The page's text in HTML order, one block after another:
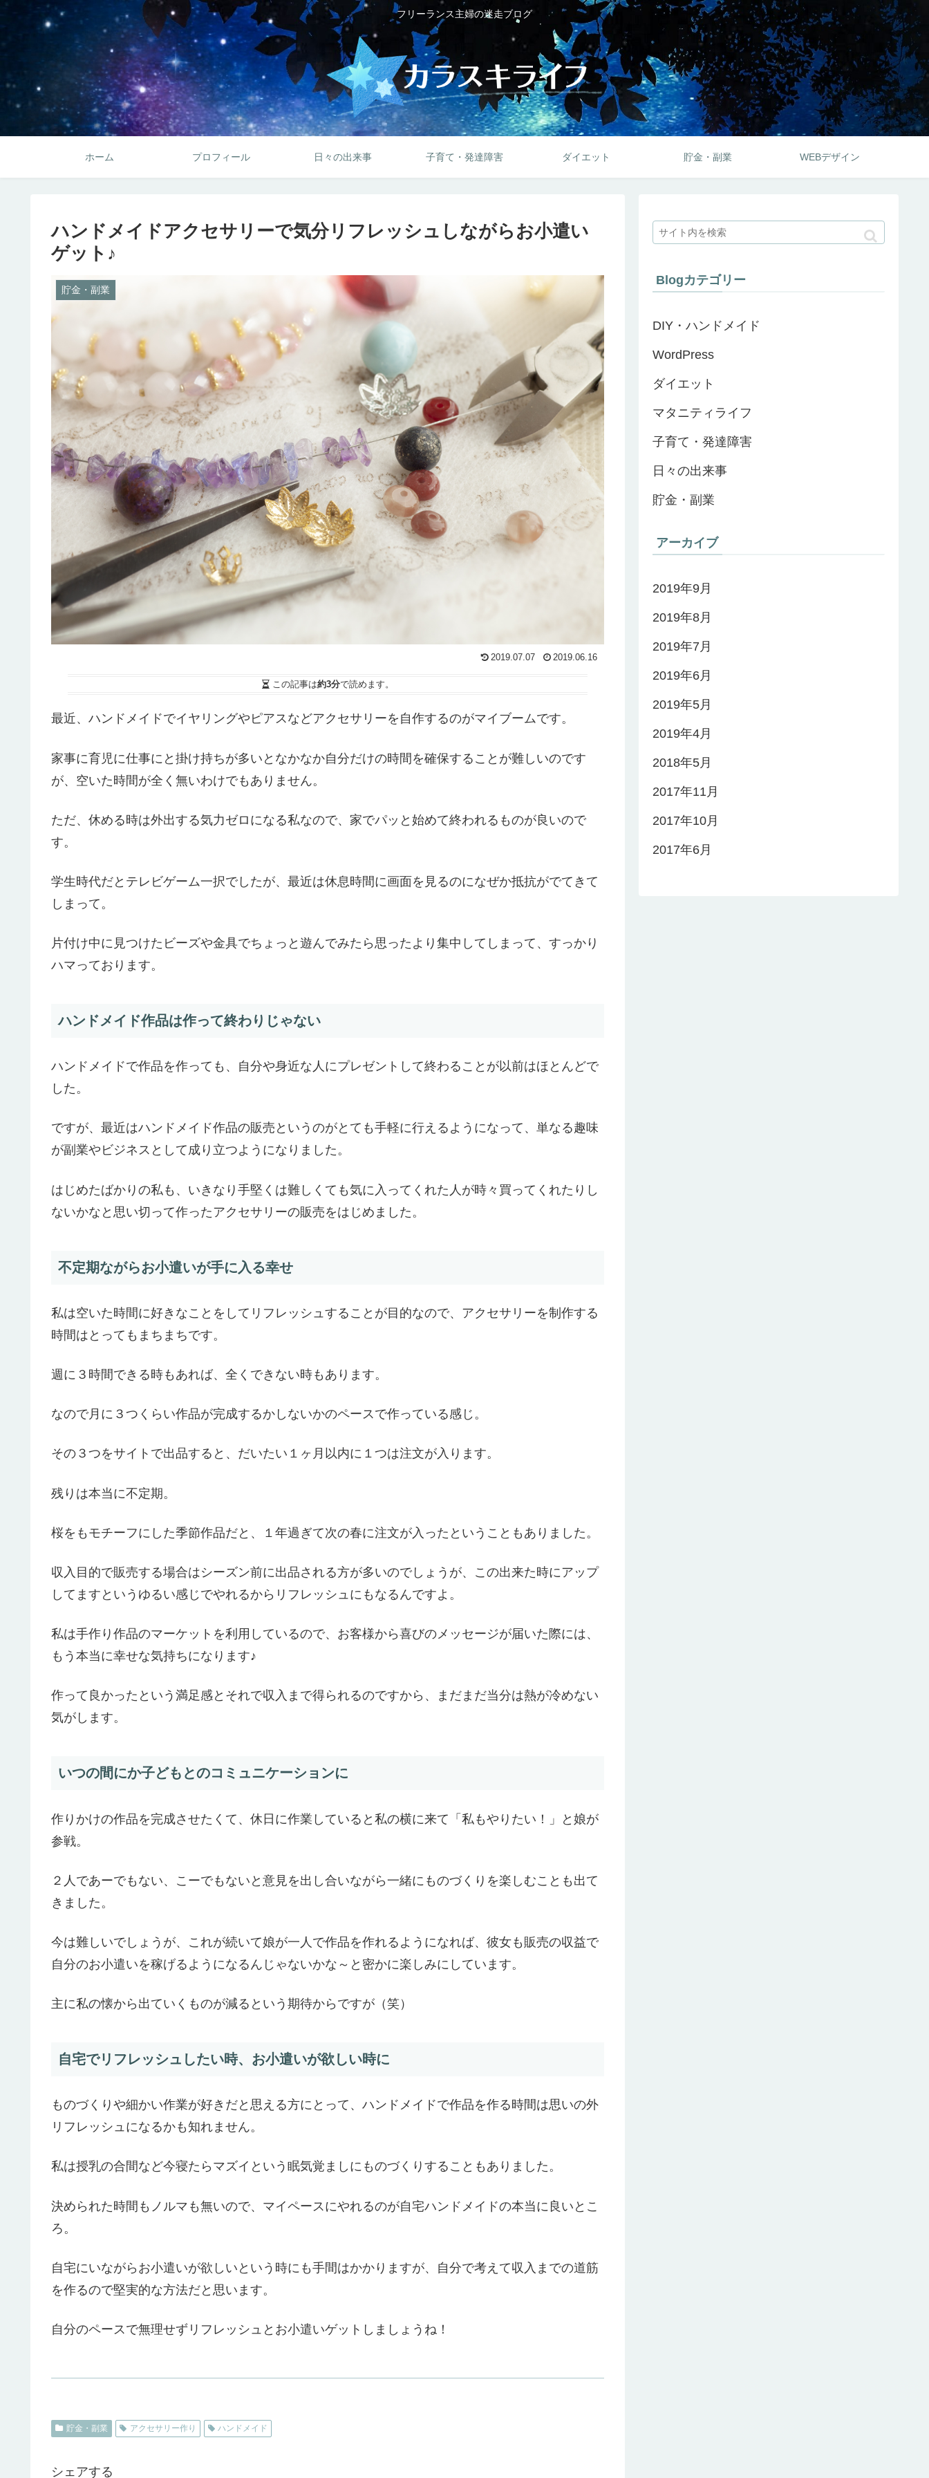
フリーランス主婦の迷走ブログ
ホーム プロフィール 日々の出来事 子育て・発達障害 ダイエット 貯金・副業 WEBデザイン
ハンドメイドアクセサリーで気分リフレッシュしながらお小遣い
ゲット♪
貯金・副業
2019.07.07 2019.06.16
この記事は約3分で読めます。
最近、ハンドメイドでイヤリングやピアスなどアクセサリーを自作するのがマイブームです。
家事に育児に仕事にと掛け持ちが多いとなかなか自分だけの時間を確保することが難しいのです
が、空いた時間が全く無いわけでもありません。
ただ、休める時は外出する気力ゼロになる私なので、家でパッと始めて終われるものが良いので
す。
学生時代だとテレビゲーム一択でしたが、最近は休息時間に画面を見るのになぜか抵抗がでてきて
しまって。
片付け中に見つけたビーズや金具でちょっと遊んでみたら思ったより集中してしまって、すっかり
ハマっております。
ハンドメイド作品は作って終わりじゃない
ハンドメイドで作品を作っても、自分や身近な人にプレゼントして終わることが以前はほとんどで
した。
ですが、最近はハンドメイド作品の販売というのがとても手軽に行えるようになって、単なる趣味
が副業やビジネスとして成り立つようになりました。
はじめたばかりの私も、いきなり手堅くは難しくても気に入ってくれた人が時々買ってくれたりし
ないかなと思い切って作ったアクセサリーの販売をはじめました。
不定期ながらお小遣いが手に入る幸せ
私は空いた時間に好きなことをしてリフレッシュすることが目的なので、アクセサリーを制作する
時間はとってもまちまちです。
週に３時間できる時もあれば、全くできない時もあります。
なので月に３つくらい作品が完成するかしないかのペースで作っている感じ。
その３つをサイトで出品すると、だいたい１ヶ月以内に１つは注文が入ります。
残りは本当に不定期。
桜をもモチーフにした季節作品だと、１年過ぎて次の春に注文が入ったということもありました。
収入目的で販売する場合はシーズン前に出品される方が多いのでしょうが、この出来た時にアップ
してますというゆるい感じでやれるからリフレッシュにもなるんですよ。
私は手作り作品のマーケットを利用しているので、お客様から喜びのメッセージが届いた際には、
もう本当に幸せな気持ちになります♪
作って良かったという満足感とそれで収入まで得られるのですから、まだまだ当分は熱が冷めない
気がします。
いつの間にか子どもとのコミュニケーションに
作りかけの作品を完成させたくて、休日に作業していると私の横に来て「私もやりたい！」と娘が
参戦。
２人であーでもない、こーでもないと意見を出し合いながら一緒にものづくりを楽しむことも出て
きました。
今は難しいでしょうが、これが続いて娘が一人で作品を作れるようになれば、彼女も販売の収益で
自分のお小遣いを稼げるようになるんじゃないかな～と密かに楽しみにしています。
主に私の懐から出ていくものが減るという期待からですが（笑）
自宅でリフレッシュしたい時、お小遣いが欲しい時に
ものづくりや細かい作業が好きだと思える方にとって、ハンドメイドで作品を作る時間は思いの外
リフレッシュになるかも知れません。
私は授乳の合間など今寝たらマズイという眠気覚ましにものづくりすることもありました。
決められた時間もノルマも無いので、マイペースにやれるのが自宅ハンドメイドの本当に良いとこ
ろ。
自宅にいながらお小遣いが欲しいという時にも手間はかかりますが、自分で考えて収入までの道筋
を作るので堅実的な方法だと思います。
自分のペースで無理せずリフレッシュとお小遣いゲットしましょうね！
貯金・副業 アクセサリー作り ハンドメイド
シェアする
Blogカテゴリー
DIY・ハンドメイド
WordPress
ダイエット
マタニティライフ
子育て・発達障害
日々の出来事
貯金・副業
アーカイブ
2019年9月
2019年8月
2019年7月
2019年6月
2019年5月
2019年4月
2018年5月
2017年11月
2017年10月
2017年6月